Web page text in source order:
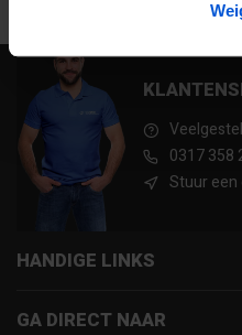
Ruime voorraad in kwalitatieve
0317 358
Stuur een
HANDIGE LINKS
GA DIRECT NAAR